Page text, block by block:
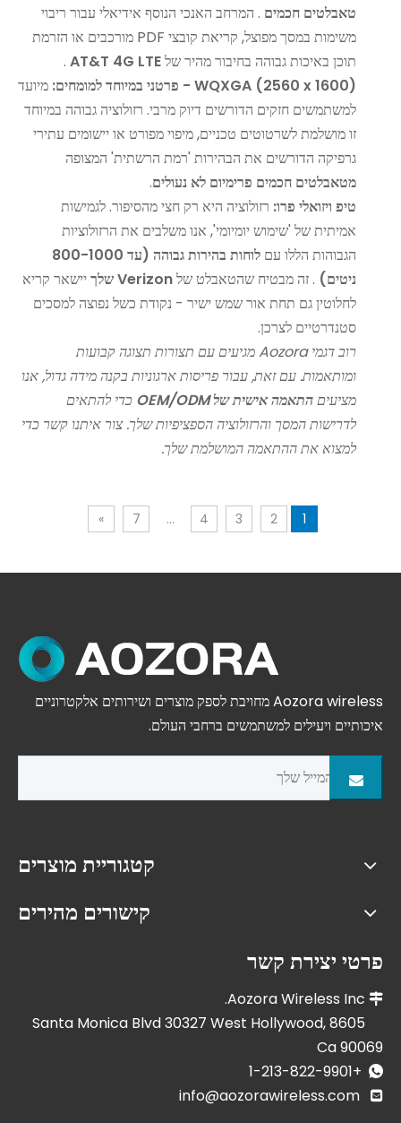
טאבלטים חכמים . המרחב האנכי הנוסף אידיאלי עבור ריבוי
משימות במסך מפוצל, קריאת קובצי PDF מורכבים או הזרמת
תוכן באיכות גבוהה בחיבור מהיר שלAT&T 4G LTE
.
WQXGA (2560 x 1600) - פרטני במיוחד למומחים:
מיועד
למשתמשים חזקים הדורשים דיוק מרבי. רזולוציה גבוהה במיוחד
זו מושלמת לשרטוטים טכניים, מיפוי מפורט או יישומים עתירי
גרפיקה הדורשים את הבהירות 'רמת הרשתית' המצופה
מטאבלטים חכמים פרימיום לא נעולים.
טיפ ויזואלי פרו: רזולוציה היא רק חצי מהסיפור. לגמישות
אמיתית של 'שימוש יומיומי', אנו משלבים את הרזולוציות
הגבוהות הללו עם
לוחות בהירות גבוהה (עד 800-1000
ניטים) . זה מבטיח שהטאבלט שלVerizon שלך
יישאר קריא
לחלוטין גם תחת אור שמש ישיר - נקודת כשל נפוצה למסכים
סטנדרטיים לצרכן.
רוב דגמי Aozora מגיעים עם תצורות תצוגה קבועות
ומותאמות. עם זאת, עבור פריסות ארגוניות בקנה מידה גדול, אנו
מציעיםהתאמה אישית של OEM/ODM
כדי להתאים
לדרישות המסך והרזולוציה הספציפיות שלך. צור איתנו קשר כדי
למצוא את ההתאמה המושלמת שלך.
1
2
3
4
...
7
»
Aozora wireless מחויבת לספק מוצרים ושירותים אלקטרוניים
איכותיים ויעילים למשתמשים ברחבי העולם.
קטגוריית מוצרים
קישורים מהירים
פרטי יצירת קשר

8605 Santa Monica Blvd 30327 West Hollywood,
Ca 90069

+1-213-822-9901

info@aozorawireless.com